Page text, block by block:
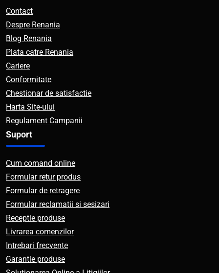
Contact
Despre Renania
Blog Renania
Plata catre Renania
Cariere
Conformitate
Chestionar de satisfactie
Harta Site-ului
Regulament Campanii
Suport
Cum comand online
Formular retur produs
Formular de retragere
Formular reclamatii si sesizari
Receptie produse
Livrarea comenzilor
Intrebari frecvente
Garantie produse